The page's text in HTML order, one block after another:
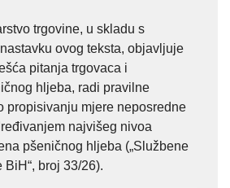
trgovine, u skladu s
ovog teksta, objavljuje
pitanja trgovaca i
hljeba, radi pravilne
propisivanju mjere neposredne
najvišeg nivoa
pšeničnog hljeba („Službene
broj 33/26).